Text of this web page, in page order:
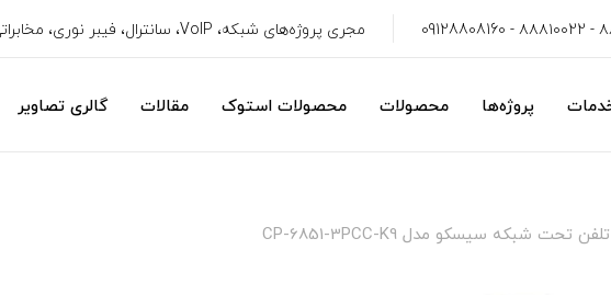
مجری پروژه‌های شبکه، VoIP، سانترال، فیبر نوری، مخابراتی، سیستم امنیتی، CRM
پروژه‌ها محصولات محصولات استوک مقالات گالری تصاویر
تلفن تحت شبکه سیسکو مدل CP-6851-3PCC-K9